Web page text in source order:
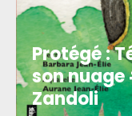
Protégé :
son
Zandoli